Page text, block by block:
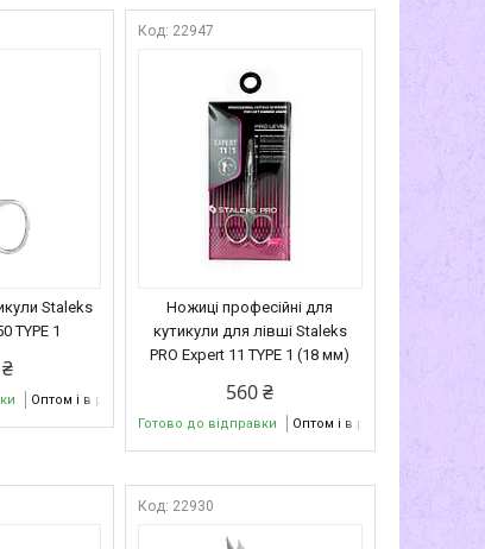
Staleks
TYPE 1
Оптом і в роздріб
22947
Ножиці професійні для
кутикули для лівші Staleks
PRO Expert 11 TYPE 1 (18 мм)
560 ₴
Готово до відправки Оптом і в роздріб
22930